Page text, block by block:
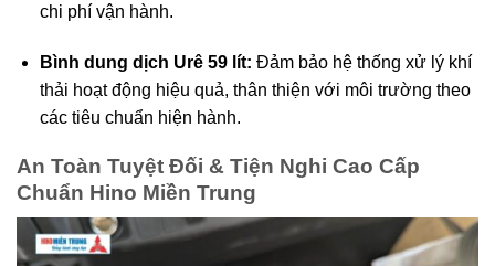
chi phí vận hành.
Bình dung dịch Urê 59 lít: Đảm bảo hệ thống xử lý khí
thải hoạt động hiệu quả, thân thiện với môi trường theo
các tiêu chuẩn hiện hành.
An Toàn Tuyệt Đối & Tiện Nghi Cao Cấp
Chuẩn Hino Miền Trung